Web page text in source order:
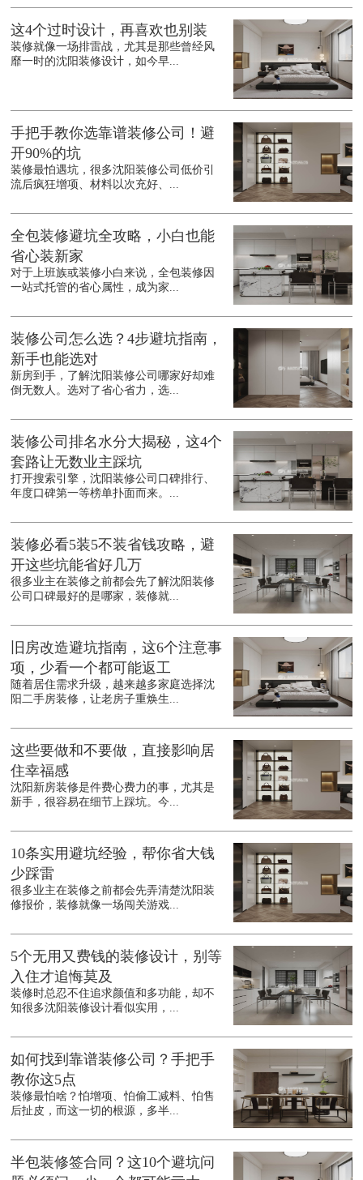
这4个过时设计，再喜欢也别装
装修就像一场排雷战，尤其是那些曾经风
靡一时的沈阳装修设计，如今早...
手把手教你选靠谱装修公司！避
开90%的坑
装修最怕遇坑，很多沈阳装修公司低价引
流后疯狂增项、材料以次充好、...
全包装修避坑全攻略，小白也能
省心装新家
对于上班族或装修小白来说，全包装修因
一站式托管的省心属性，成为家...
装修公司怎么选？4步避坑指南，
新手也能选对
新房到手，了解沈阳装修公司哪家好却难
倒无数人。选对了省心省力，选...
装修公司排名水分大揭秘，这4个
套路让无数业主踩坑
打开搜索引擎，沈阳装修公司口碑排行、
年度口碑第一等榜单扑面而来。...
装修必看5装5不装省钱攻略，避
开这些坑能省好几万
很多业主在装修之前都会先了解沈阳装修
公司口碑最好的是哪家，装修就...
旧房改造避坑指南，这6个注意事
项，少看一个都可能返工
随着居住需求升级，越来越多家庭选择沈
阳二手房装修，让老房子重焕生...
这些要做和不要做，直接影响居
住幸福感
沈阳新房装修是件费心费力的事，尤其是
新手，很容易在细节上踩坑。今...
10条实用避坑经验，帮你省大钱
少踩雷
很多业主在装修之前都会先弄清楚沈阳装
修报价，装修就像一场闯关游戏...
5个无用又费钱的装修设计，别等
入住才追悔莫及
装修时总忍不住追求颜值和多功能，却不
知很多沈阳装修设计看似实用，...
如何找到靠谱装修公司？手把手
教你这5点
装修最怕啥？怕增项、怕偷工减料、怕售
后扯皮，而这一切的根源，多半...
半包装修签合同？这10个避坑问